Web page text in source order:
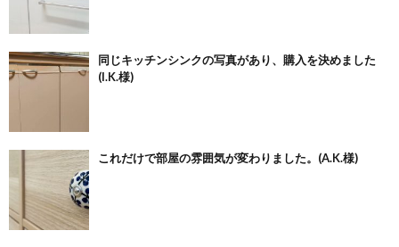
同じキッチンシンクの写真があり、購入を決めました
(I.K.様)
これだけで部屋の雰囲気が変わりました。(A.K.様)